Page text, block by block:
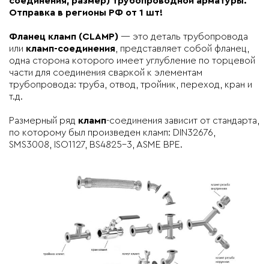
Отправка в регионы РФ от 1 шт!
Фланец кламп (CLAMP) — это деталь трубопровода
или кламп-соединения , представляет собой фланец,
одна сторона которого имеет углубление по торцевой
части для соединения сваркой к элементам
трубопровода: труба, отвод, тройник, переход, кран и
т.д.
Размерный ряд кламп-соединения зависит от стандарта,
по которому был произведен кламп: DIN32676,
SMS3008, ISO1127, BS4825-3, ASME BPE.